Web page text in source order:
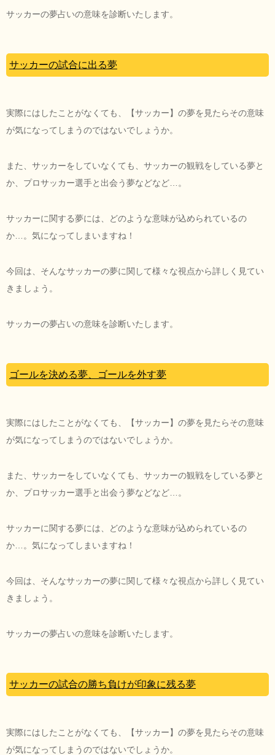
サッカーの夢占いの意味を診断いたします。
サッカーの試合に出る夢
実際にはしたことがなくても、【サッカー】の夢を見たらその意味
が気になってしまうのではないでしょうか。
また、サッカーをしていなくても、サッカーの観戦をしている夢と
か、プロサッカー選手と出会う夢などなど…。
サッカーに関する夢には、どのような意味が込められているの
か…。気になってしまいますね！
今回は、そんなサッカーの夢に関して様々な視点から詳しく見てい
きましょう。
サッカーの夢占いの意味を診断いたします。
ゴールを決める夢、ゴールを外す夢
実際にはしたことがなくても、【サッカー】の夢を見たらその意味
が気になってしまうのではないでしょうか。
また、サッカーをしていなくても、サッカーの観戦をしている夢と
か、プロサッカー選手と出会う夢などなど…。
サッカーに関する夢には、どのような意味が込められているの
か…。気になってしまいますね！
今回は、そんなサッカーの夢に関して様々な視点から詳しく見てい
きましょう。
サッカーの夢占いの意味を診断いたします。
サッカーの試合の勝ち負けが印象に残る夢
実際にはしたことがなくても、【サッカー】の夢を見たらその意味
が気になってしまうのではないでしょうか。